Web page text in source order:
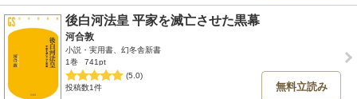
後白河法皇 平家を滅亡させた黒幕
河合敦
小説・実用書、幻冬舎新書
1巻
741pt
(5.0)
投稿数1件
無料立読み